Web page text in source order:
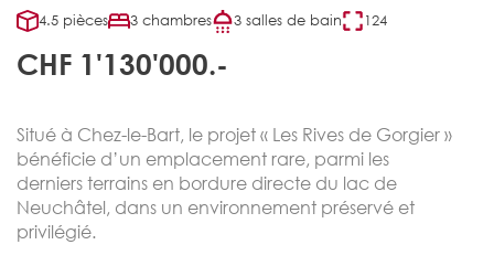
4.5 pièces 3 chambres 3 salles de bain 124
CHF 1'130'000.-
Situé à Chez-le-Bart, le projet « Les Rives de Gorgier »
bénéficie d’un emplacement rare, parmi les
derniers terrains en bordure directe du lac de
Neuchâtel, dans un environnement préservé et
privilégié.